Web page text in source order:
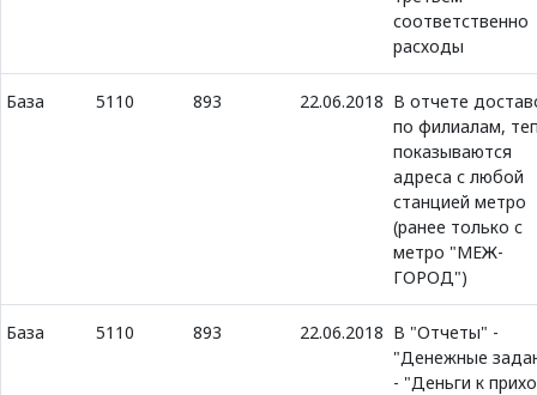
соответственно
расходы
База 5110 893 22.06.2018 В отчете
по филиалам,
показываются
адреса с любой
станцией метро
(ранее только c
метро "МЕЖ-
ГОРОД")
База 5110 893 22.06.2018 В "Отчеты" -
"Денежные
- "Деньги к